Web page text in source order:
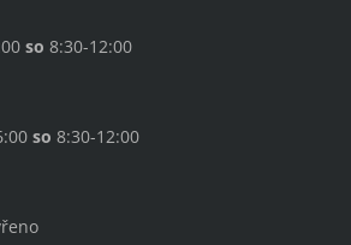
so 8:30-12:00
so 8:30-12:00